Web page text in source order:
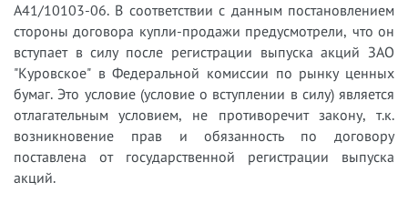
А41/10103-06. В соответствии с данным постановлением
стороны договора купли-продажи предусмотрели, что он
вступает в силу после регистрации выпуска акций ЗАО
"Куровское" в Федеральной комиссии по рынку ценных
бумаг. Это условие (условие о вступлении в силу) является
отлагательным условием, не противоречит закону, т.к.
возникновение прав и обязанность по договору
поставлена от государственной регистрации выпуска
акций.